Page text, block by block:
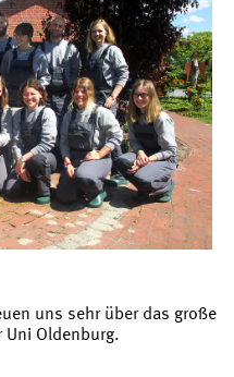
uns sehr über das große
Uni Oldenburg.